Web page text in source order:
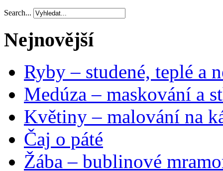
Search...
Nejnovější
Ryby – studené, teplé a
Medúza – maskování a
Květiny – malování na
Čaj o páté
Žába – bublinové